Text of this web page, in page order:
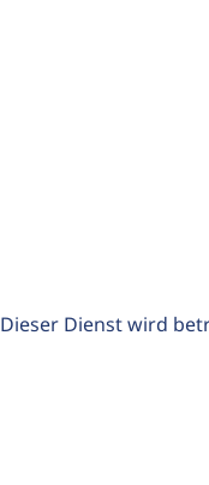
Dieser Dienst wird